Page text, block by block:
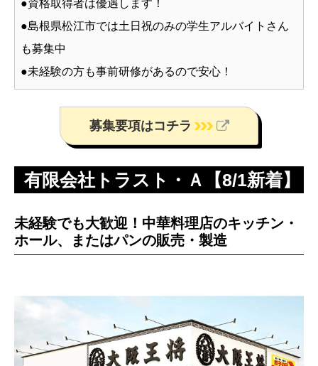
●資格取得者は優遇します！
●島根県松江市では土日祝のみの学生アルバイトさん
も募集中
●未経験の方も事前研修があるので安心！
募集要項はコチラ
有限会社トラスト・Ａ【8/1新着】
未経験でも大歓迎！中華料理店のキッチン・
ホール、またはパンの販売・製造